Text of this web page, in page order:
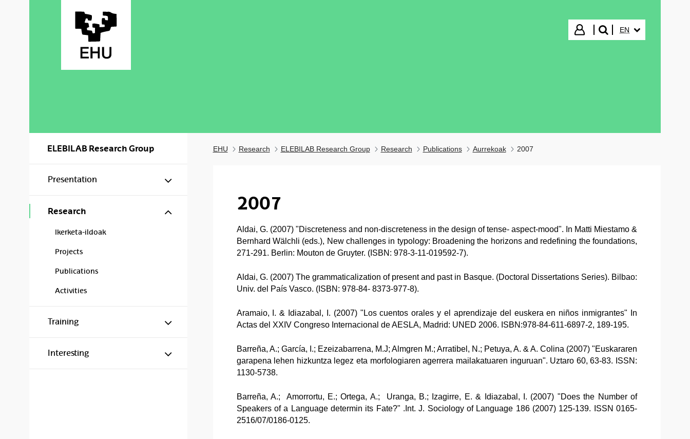
Login
search"
EN
ELEBILAB Research Group
Presentation Show/hide subpages
Research Show/hide subpages
Ikerketa-ildoak
Projects
Publications
Activities
Training Show/hide subpages
Interesting Show/hide subpages
EHU Research ELEBILAB Research Group Research Publications Aurrekoak 2007
2007
Aldai, G. (2007) "Discreteness and non-discreteness in the design of tense- aspect-mood". In Matti Miestamo &
Bernhard Wälchli (eds.), New challenges in typology: Broadening the horizons and redefining the foundations,
271-291. Berlin: Mouton de Gruyter. (ISBN: 978-3-11-019592-7).
Aldai, G. (2007) The grammaticalization of present and past in Basque. (Doctoral Dissertations Series). Bilbao:
Univ. del País Vasco. (ISBN: 978-84- 8373-977-8).
Aramaio, I. & Idiazabal, I. (2007) "Los cuentos orales y el aprendizaje del euskera en niños inmigrantes" In
Actas del XXIV Congreso Internacional de AESLA, Madrid: UNED 2006. ISBN:978-84-611-6897-2, 189-195.
Barreña, A.; García, I.; Ezeizabarrena, M.J; Almgren M.; Arratibel, N.; Petuya, A. & A. Colina (2007) "Euskararen
garapena lehen hizkuntza legez eta morfologiaren agerrera mailakatuaren inguruan". Uztaro 60, 63-83. ISSN:
1130-5738.
Barreña, A.; Amorrortu, E.; Ortega, A.; Uranga, B.; Izagirre, E. & Idiazabal, I. (2007) "Does the Number of
Speakers of a Language determin its Fate?" .Int. J. Sociology of Language 186 (2007) 125-139. ISSN 0165-
2516/07/0186-0125.